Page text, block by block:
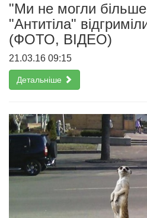
"Ми не могли більше
"Антитіла"
(ФОТО, ВІДЕО)
21.03.16 09:15
Детальніше